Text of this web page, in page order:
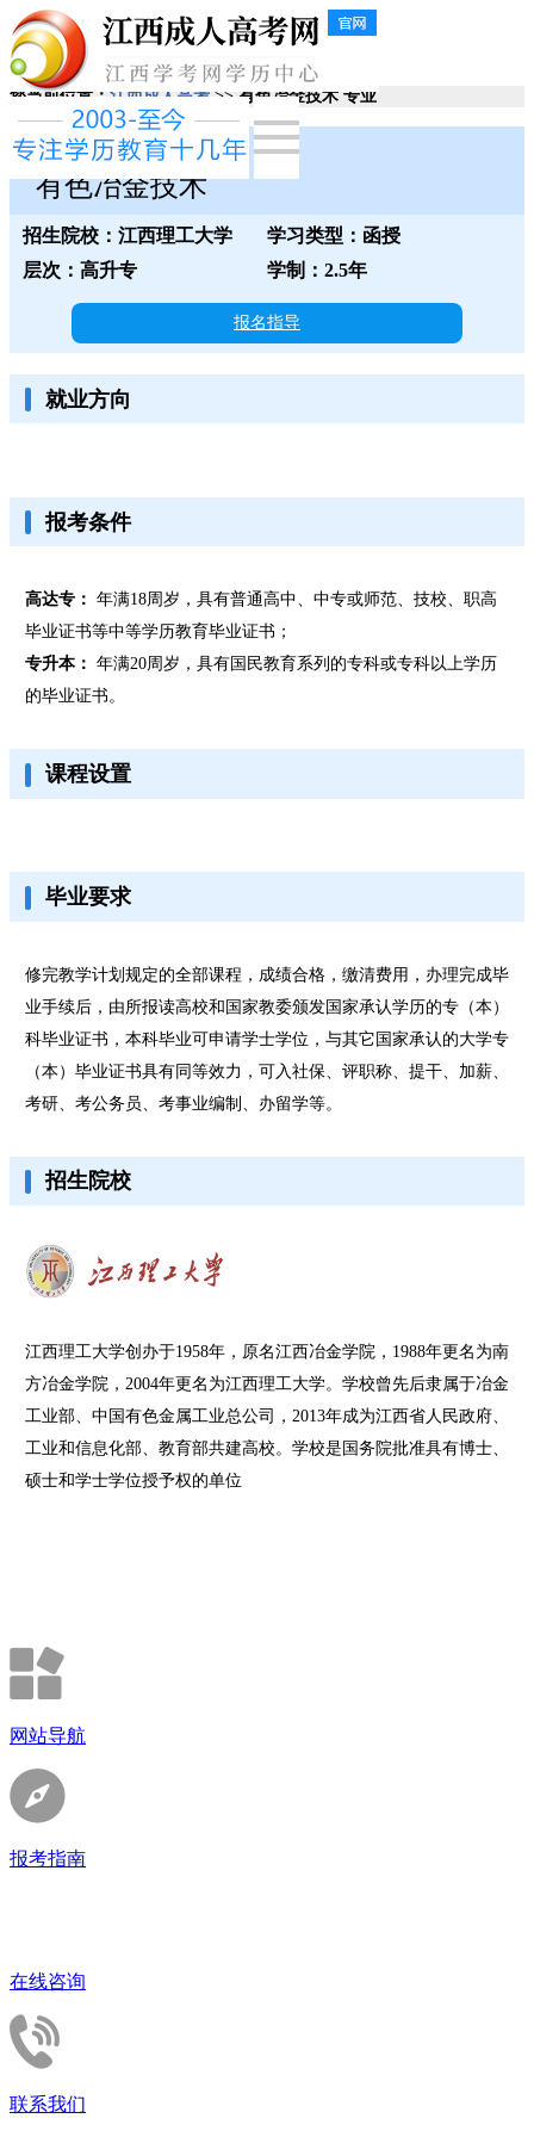
您当前位置： 江西成人高考 >> 有色冶金技术 专业
江西理工大学
有色冶金技术
招生院校：江西理工大学
学习类型：函授
层次：高升专
学制：2.5年
报名指导
就业方向
报考条件
高达专： 年满18周岁，具有普通高中、中专或师范、技校、职高
毕业证书等中等学历教育毕业证书；
专升本： 年满20周岁，具有国民教育系列的专科或专科以上学历
的毕业证书。
课程设置
毕业要求
修完教学计划规定的全部课程，成绩合格，缴清费用，办理完成毕
业手续后，由所报读高校和国家教委颁发国家承认学历的专（本）
科毕业证书，本科毕业可申请学士学位，与其它国家承认的大学专
（本）毕业证书具有同等效力，可入社保、评职称、提干、加薪、
考研、考公务员、考事业编制、办留学等。
招生院校
江西理工大学创办于1958年，原名江西冶金学院，1988年更名为南
方冶金学院，2004年更名为江西理工大学。学校曾先后隶属于冶金
工业部、中国有色金属工业总公司，2013年成为江西省人民政府、
工业和信息化部、教育部共建高校。学校是国务院批准具有博士、
硕士和学士学位授予权的单位
网站导航
报考指南
在线咨询
联系我们